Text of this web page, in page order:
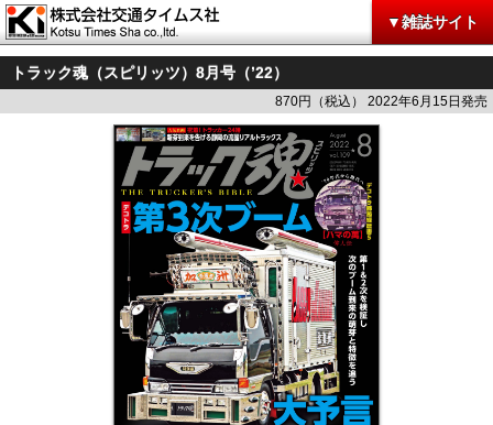
▼雑誌サイト
トラック魂（スピリッツ）8月号（’22）
870円（税込） 2022年6月15日発売